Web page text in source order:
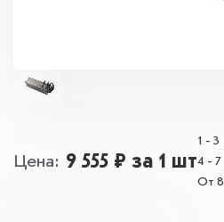
Цена 9 555 ₽ за 1 шт
1 - 3
4 - 7
От 8